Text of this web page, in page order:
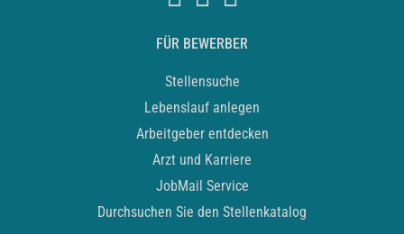
FÜR BEWERBER
Stellensuche
Lebenslauf anlegen
Arbeitgeber entdecken
Arzt und Karriere
JobMail Service
Durchsuchen Sie den Stellenkatalog